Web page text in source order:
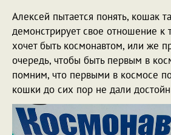
Алексей пытается понять, кошак
демонстрирует свое отношение к
хочет быть космонавтом, или же
очередь, чтобы быть первым в
помним, что первыми в космосе
кошки до сих пор не дали